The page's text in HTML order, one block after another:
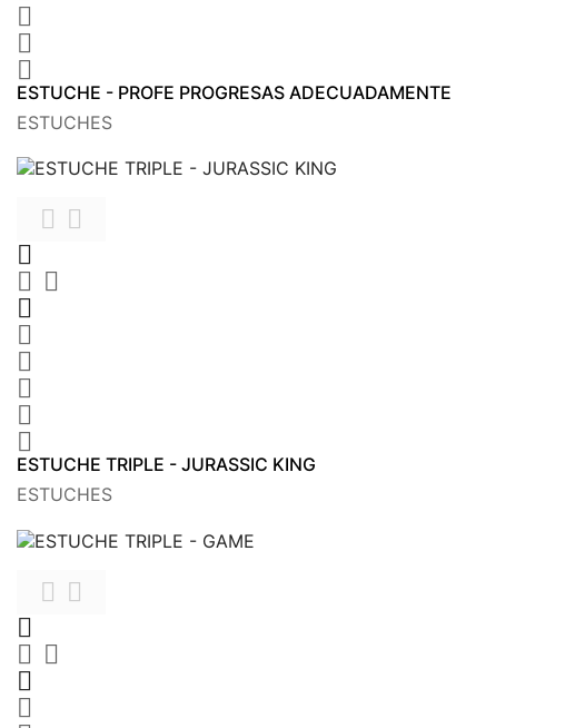



ESTUCHE - PROFE PROGRESAS ADECUADAMENTE
ESTUCHES











ESTUCHE TRIPLE - JURASSIC KING
ESTUCHES
 

 

